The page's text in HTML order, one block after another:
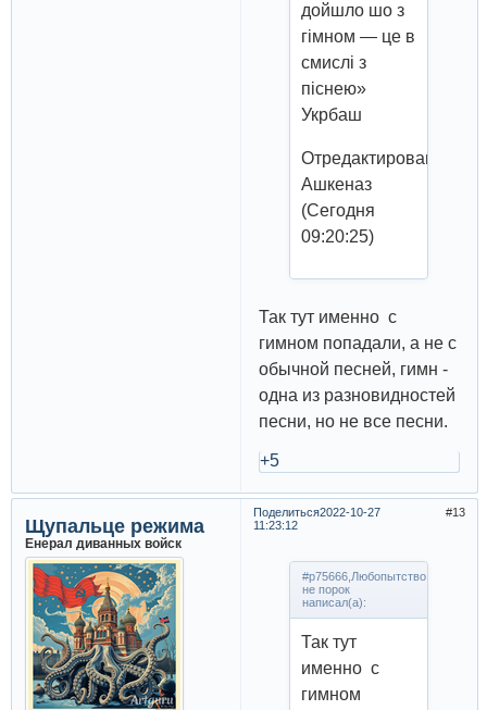
дойшло шо з
гімном — це в
смислі з
піснею»
Укрбаш
Отредактировано
Ашкеназ
(Сегодня
09:20:25)
Так тут именно с
гимном попадали, а не с
обычной песней, гимн -
одна из разновидностей
песни, но не все песни.
+5
Поделиться 13
2022-10-27
11:23:12
Щупальце режима
Енерал диванных войск
#p75666,Любопытство
не порок
написал(а):
Так тут
именно с
гимном